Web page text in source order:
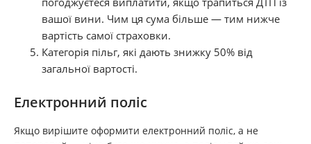
вашої вини. Чим ця сума більше — тим нижче
вартість самої страховки.
Категорія пільг, які дають знижку 50% від
загальної вартості.
Електронний поліс
Якщо вирішите оформити електронний поліс, а не